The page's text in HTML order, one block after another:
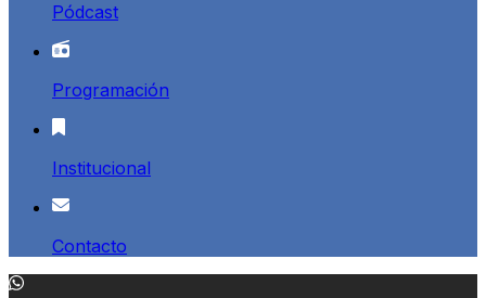
Pódcast
Programación
Institucional
Contacto